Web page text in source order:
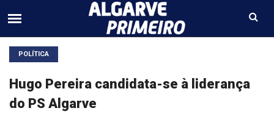
POLÍTICA
Hugo Pereira candidata-se à liderança
do PS Algarve